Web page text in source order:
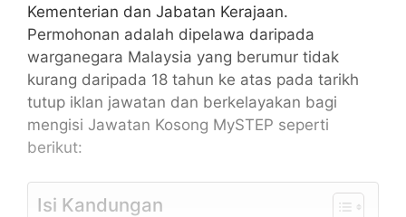
Kementerian dan Jabatan Kerajaan.
Permohonan adalah dipelawa daripada
warganegara Malaysia yang berumur tidak
kurang daripada 18 tahun ke atas pada tarikh
tutup iklan jawatan dan berkelayakan bagi
mengisi Jawatan Kosong MySTEP seperti
berikut:
Isi Kandungan